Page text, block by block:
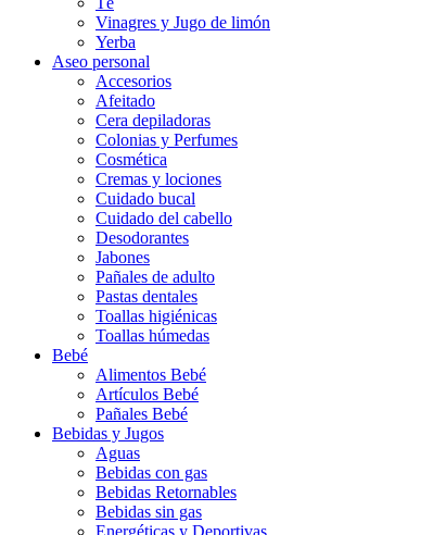
Vinagres y Jugo de limón
Yerba
Aseo personal
Accesorios
Afeitado
Cera depiladoras
Colonias y Perfumes
Cosmética
Cremas y lociones
Cuidado bucal
Cuidado del cabello
Desodorantes
Jabones
Pañales de adulto
Pastas dentales
Toallas higiénicas
Toallas húmedas
Bebé
Alimentos Bebé
Artículos Bebé
Pañales Bebé
Bebidas y Jugos
Aguas
Bebidas con gas
Bebidas Retornables
Bebidas sin gas
Energéticas y Deportivas